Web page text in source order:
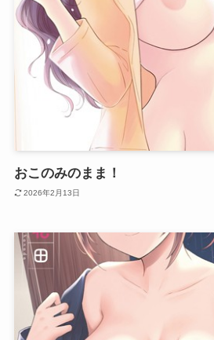
おこのみのまま！
2026年2月13日